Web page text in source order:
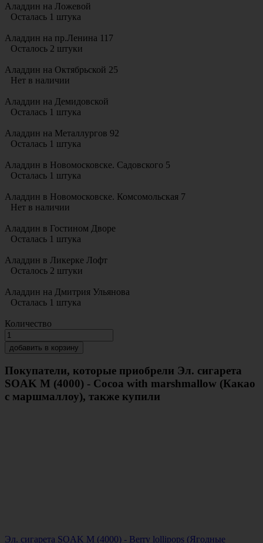
Аладдин на Ложевой
Осталась 1 штука
Аладдин на пр.Ленина 117
Осталось 2 штуки
Аладдин на Октябрьской 25
Нет в наличии
Аладдин на Демидовской
Осталась 1 штука
Аладдин на Металлургов 92
Осталась 1 штука
Аладдин в Новомосковске. Садовского 5
Осталась 1 штука
Аладдин в Новомосковске. Комсомольская 7
Нет в наличии
Аладдин в Гостином Дворе
Осталась 1 штука
Аладдин в Ликерке Лофт
Осталось 2 штуки
Аладдин на Дмитрия Ульянова
Осталась 1 штука
Количество
добавить в корзину
Покупатели, которые приобрели Эл. сигарета
SOAK M (4000) - Cocoa with marshmallow (Какао
с маршмаллоу), также купили
Эл. сигарета SOAK M (4000) - Berry lollipops (Ягодные